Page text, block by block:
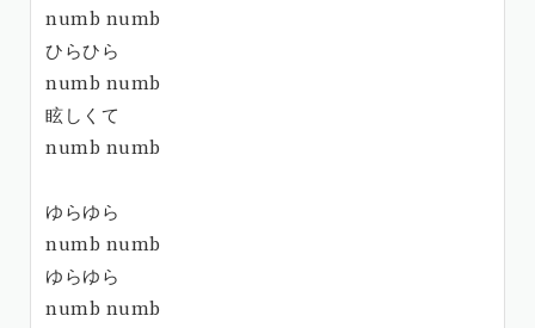
numb numb
ひらひら
numb numb
眩しくて
numb numb
ゆらゆら
numb numb
ゆらゆら
numb numb